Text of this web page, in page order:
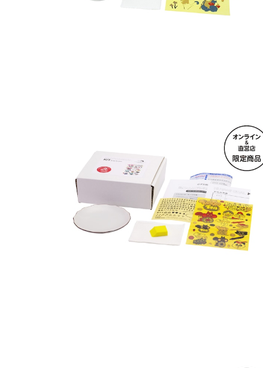
オンライン＆直営店限定 クタニシール・キット 花型
皿
¥5,500